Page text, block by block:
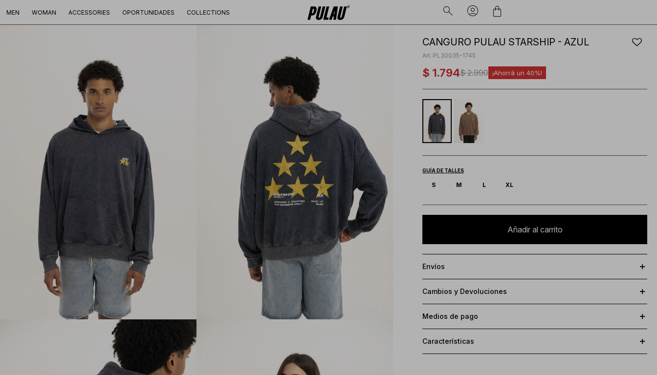
MEN WOMAN ACCESSORIES OPORTUNIDADES COLLECTIONS
CANGURO PULAU STARSHIP - AZUL
PL30035-1745
$ 1.794$ 2.990 40
GUÍA DE TALLES
S M L XL
Añadir al carrito
Envíos
Cambios y Devoluciones
Medios de pago
Características